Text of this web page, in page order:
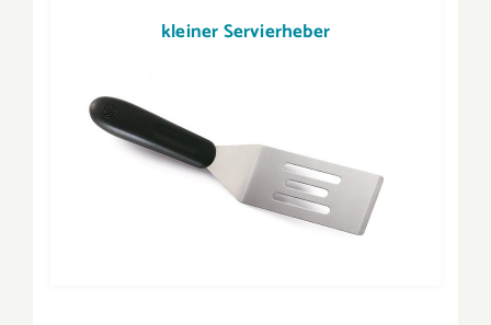
kleiner Servierheber